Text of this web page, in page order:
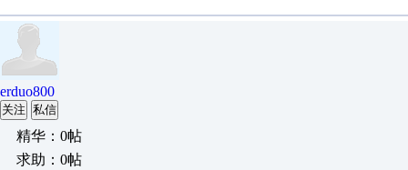
erduo800
关注 私信
精华：0帖
求助：0帖